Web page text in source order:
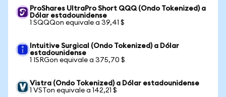
ProShares UltraPro Short QQQ (Ondo Tokenized) a
Dólar estadounidense
1 SQQQon equivale a 39,41 $
Intuitive Surgical (Ondo Tokenized) a Dólar
estadounidense
1 ISRGon equivale a 375,70 $
Vistra (Ondo Tokenized) a Dólar estadounidense
1 VSTon equivale a 142,21 $